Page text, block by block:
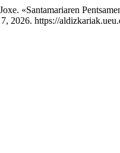
«Santamariaren
2026. https://